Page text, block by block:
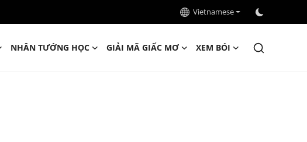
Vietnamese
NHÂN TƯỚNG HỌC GIẢI MÃ GIẤC MƠ XEM BÓI